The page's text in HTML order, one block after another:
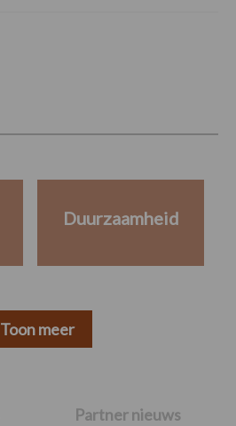
Partner nieuws
Duurzaamheid
Toon meer